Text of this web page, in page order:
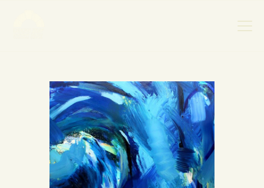
НАСЛОВНА
НОВОСТИ
НАЈАВА ДОГАЂАЈА
БАНСКИ ДВОР
ФОТОГРАФИЈЕ
ВИДЕО